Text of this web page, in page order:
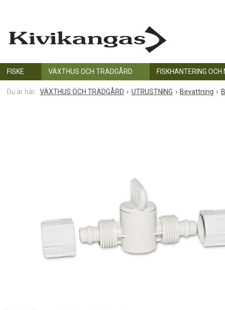
FISKE VÄXTHUS OCH TRÄDGÅRD FISKHANTERING
VÄXTHUS OCH TRÄDGÅRD UTRUSTNING Bevattning